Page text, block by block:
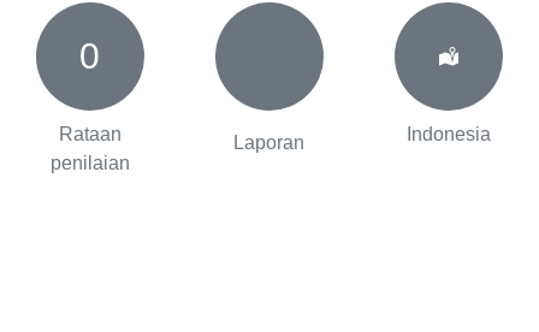
0
Rataan
penilaian
Laporan Indonesia